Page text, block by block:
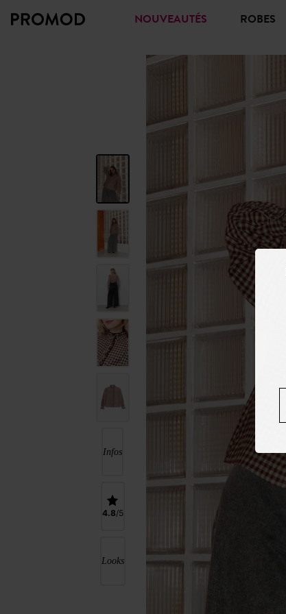
NOUVEAUTÉS ROBES
Infos
4.8
Looks